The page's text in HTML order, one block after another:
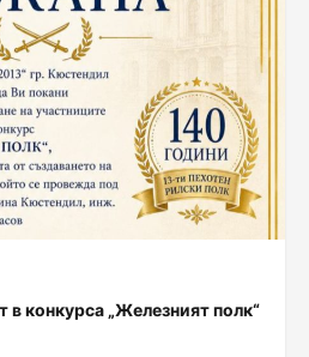
в конкурса „Железният полк“